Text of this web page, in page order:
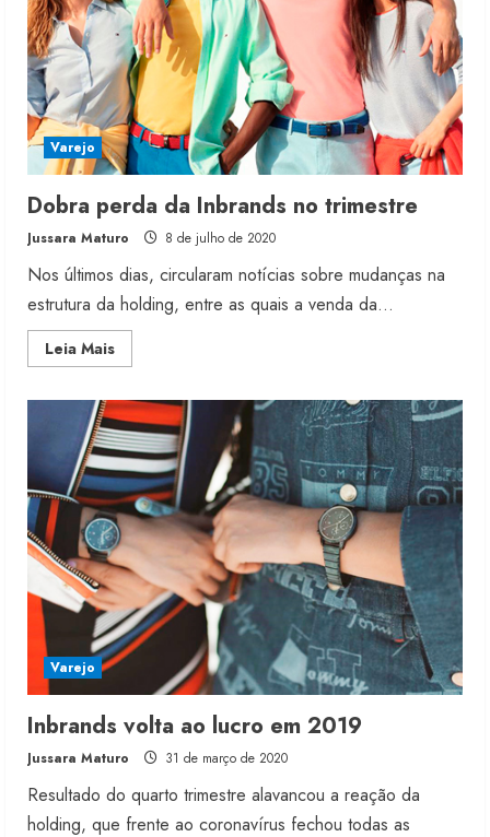
Varejo
Dobra perda da Inbrands no trimestre
Jussara Maturo 8 de julho de 2020
Nos últimos dias, circularam notícias sobre mudanças na
estrutura da holding, entre as quais a venda da...
Leia MaisRead
more
perda
da
Inbrands
no
trimestre
Varejo
Inbrands volta ao lucro em 2019
Jussara Maturo 31 de março de 2020
Resultado do quarto trimestre alavancou a reação da
holding, que frente ao coronavírus fechou todas as
Moda vende US$63,7 bilhões em
produtos licenciados
Renata Caixeta assume Movimento